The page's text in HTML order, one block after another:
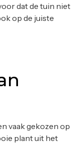
dat de tuin niet
op de juiste
vaak gekozen op
plant uit het